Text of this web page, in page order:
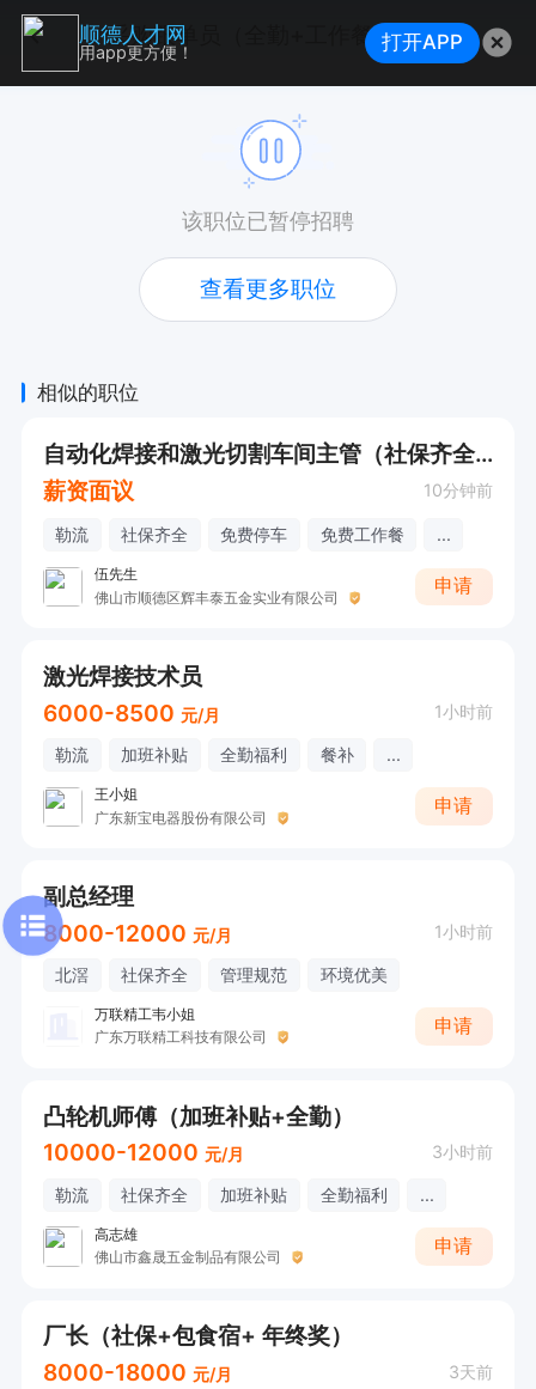
采购跟单员（全勤+工作餐+住房补贴）
该职位已暂停招聘
查看更多职位
相似的职位
自动化焊接和激光切割车间主管（社保齐全+包午餐）
薪资面议
10分钟前
勒流 社保齐全 免费停车 免费工作餐 ...
伍先生
佛山市顺德区辉丰泰五金实业有限公司
申请
激光焊接技术员
6000-8500 元/月 1小时前
勒流 加班补贴 全勤福利 餐补 ...
王小姐
广东新宝电器股份有限公司
申请
副总经理
8000-12000 元/月 1小时前
北滘 社保齐全 管理规范 环境优美
万联精工韦小姐
广东万联精工科技有限公司
申请
凸轮机师傅（加班补贴+全勤）
10000-12000 元/月 3小时前
勒流 社保齐全 加班补贴 全勤福利 ...
高志雄
佛山市鑫晟五金制品有限公司
申请
厂长（社保+包食宿+ 年终奖）
8000-18000 元/月 3天前
顺德人才网
用app更方便！ 打开APP